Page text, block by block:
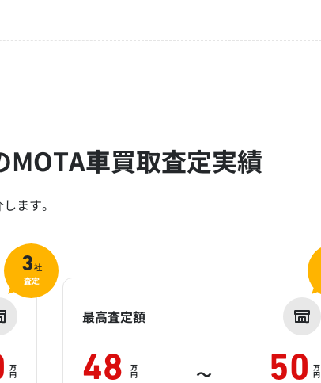
車買取査定実績
ます。
万
円
3社
査定
最高査定額
48 万
円 ～ 50 万
円